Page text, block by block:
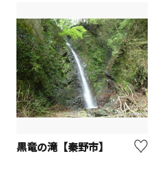
黒竜の滝【秦野市】